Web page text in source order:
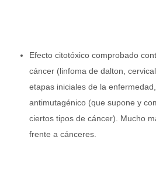
Efecto citotóxico comprobado
cáncer (linfoma de dalton,
etapas iniciales de la
antimutagénico (que supone y
ciertos tipos de cáncer). Mucho
frente a cánceres.